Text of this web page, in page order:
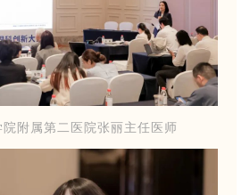
附属第二医院张丽主任医师